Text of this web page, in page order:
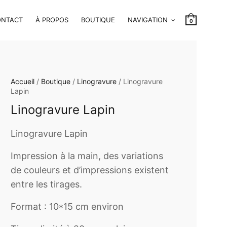
À PROPOS BOUTIQUE NAVIGATION 0
Accueil/ Boutique/ Linogravure/ Linogravure
Lapin
Linogravure Lapin
Linogravure Lapin
Impression à la main, des variations
de couleurs et d’impressions existent
entre les tirages.
Format : 10*15 cm environ